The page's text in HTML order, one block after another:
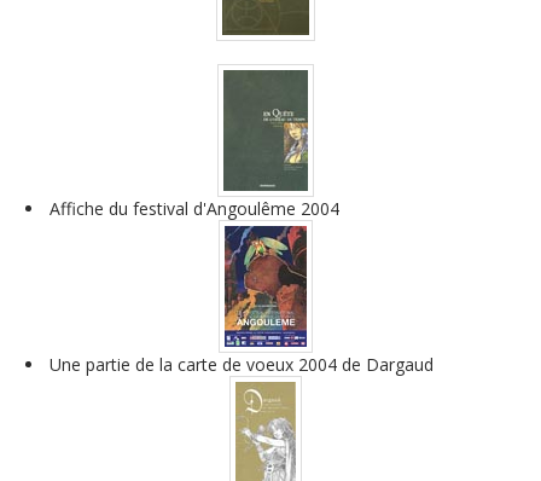
Affiche du festival d'Angoulême 2004
Une partie de la carte de voeux 2004 de Dargaud